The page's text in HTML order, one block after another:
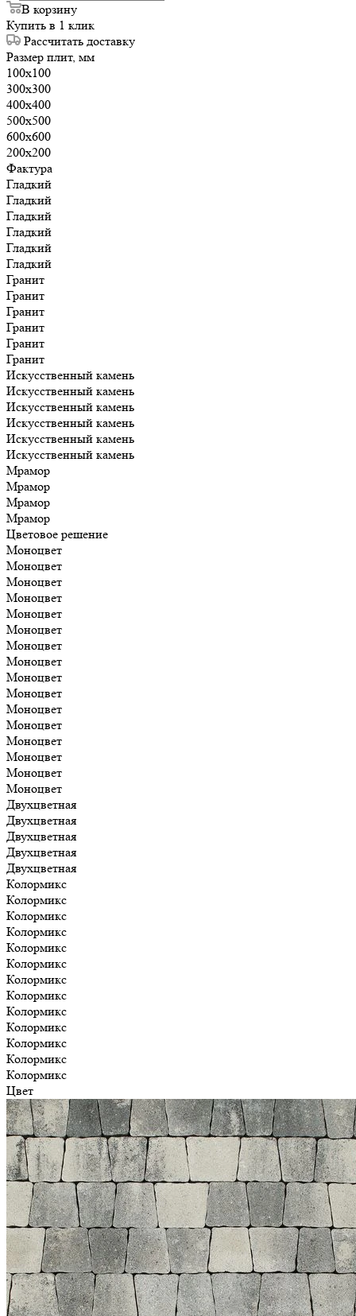
В корзину
Купить в 1 клик
Рассчитать доставку
Размер плит, мм
100х100
300х300
400х400
500х500
600х600
200х200
Фактура
Гладкий
Гладкий
Гладкий
Гладкий
Гладкий
Гладкий
Гранит
Гранит
Гранит
Гранит
Гранит
Гранит
Искусственный камень
Искусственный камень
Искусственный камень
Искусственный камень
Искусственный камень
Искусственный камень
Мрамор
Мрамор
Мрамор
Мрамор
Цветовое решение
Моноцвет
Моноцвет
Моноцвет
Моноцвет
Моноцвет
Моноцвет
Моноцвет
Моноцвет
Моноцвет
Моноцвет
Моноцвет
Моноцвет
Моноцвет
Моноцвет
Моноцвет
Моноцвет
Двухцветная
Двухцветная
Двухцветная
Двухцветная
Двухцветная
Колормикс
Колормикс
Колормикс
Колормикс
Колормикс
Колормикс
Колормикс
Колормикс
Колормикс
Колормикс
Колормикс
Колормикс
Колормикс
Цвет